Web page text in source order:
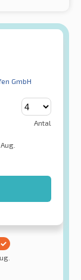
GmbH
Antal